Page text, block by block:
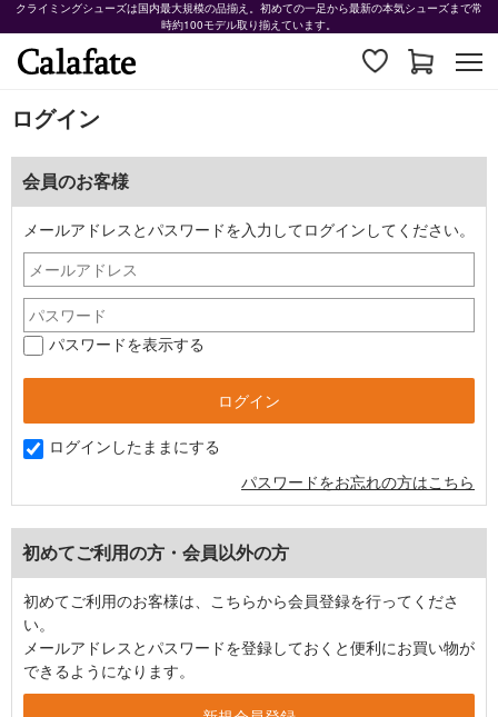
クライミングシューズは国内最大規模の品揃え。初めての一足から最新の本気シューズまで常
時約100モデル取り揃えています。
ログイン
会員のお客様
メールアドレスとパスワードを入力してログインしてください。
パスワードを表示する
ログインしたままにする
パスワードをお忘れの方はこちら
初めてご利用の方・会員以外の方
初めてご利用のお客様は、こちらから会員登録を行ってくださ
い。
メールアドレスとパスワードを登録しておくと便利にお買い物が
できるようになります。